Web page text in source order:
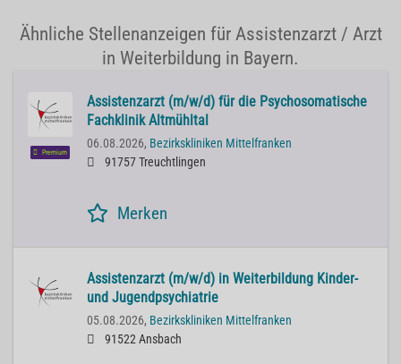
Ähnliche Stellenanzeigen für Assistenzarzt / Arzt
in Weiterbildung in Bayern.
Premium
Assistenzarzt (m/w/d) für die Psychosomatische
Fachklinik Altmühltal
06.08.2026, Bezirkskliniken Mittelfranken
91757 Treuchtlingen
Merken
Assistenzarzt (m/w/d) in Weiterbildung Kinder-
und Jugendpsychiatrie
05.08.2026, Bezirkskliniken Mittelfranken
91522 Ansbach